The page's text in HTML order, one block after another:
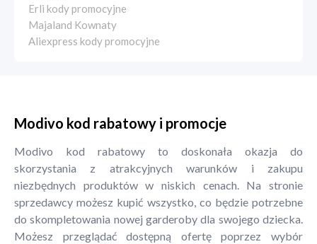
Erli kody promocyjne
Majaland Kownaty
Aliexpress kody promocyjne
Modivo kod rabatowy i promocje
Modivo kod rabatowy to doskonała okazja do
skorzystania z atrakcyjnych warunków i zakupu
niezbędnych produktów w niskich cenach. Na stronie
sprzedawcy możesz kupić wszystko, co będzie potrzebne
do skompletowania nowej garderoby dla swojego dziecka.
Możesz przeglądać dostępną ofertę poprzez wybór